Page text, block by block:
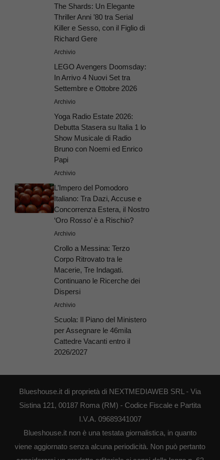
The Shards: Un Elegante
Thriller Anni ’80 tra Serial
Killer e Sesso, con il Figlio di
Richard Gere
Archivio
LEGO Avengers Doomsday:
In Arrivo 4 Nuovi Set tra
Settembre e Ottobre 2026
Archivio
Yoga Radio Estate 2026:
Debutta Stasera su Italia 1 lo
Show Musicale di Radio
Bruno con Noemi ed Enrico
Papi
Archivio
L’Impero del Pomodoro
Italiano: Tra Dazi, Accuse e
Concorrenza Estera, il Nostro
‘Oro Rosso’ è a Rischio?
Archivio
Crollo a Messina: Terzo
Corpo Ritrovato tra le
Macerie, Tre Indagati.
Continuano le Ricerche dei
Dispersi
Archivio
Scuola: Il Piano del Ministero
per Assegnare le 46mila
Cattedre Vacanti entro il
2026/2027
Blueshouse.it di proprietà di NEXTMEDIAWEB SRL - Via
Sistina 121, 00187 Roma (RM) - Codice Fiscale e Partita
I.V.A. 09689341007
Blueshouse.it non è una testata giornalistica, in quanto
viene aggiornato senza alcuna periodicità. Non può pertanto